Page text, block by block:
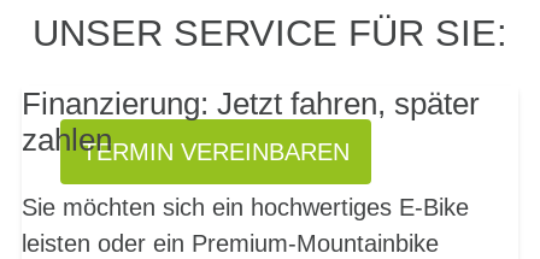
PROBEFAHRT? JA,
TERMIN VEREINBAREN
UNSER SERVICE FÜR SIE:
Finanzierung: Jetzt fahren, später
zahlen
Sie möchten sich ein hochwertiges E-Bike
leisten oder ein Premium-Mountainbike